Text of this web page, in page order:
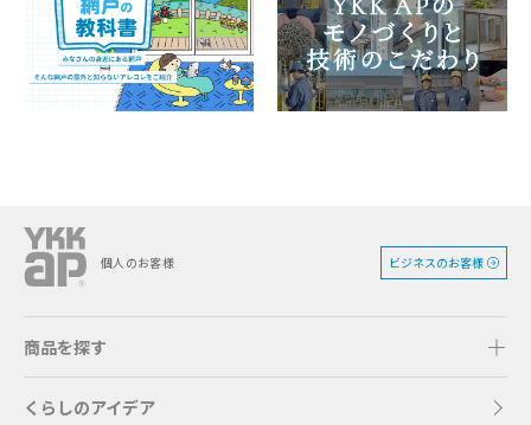
個人のお客様 ビジネスのお客様
商品を探す
くらしのアイデア